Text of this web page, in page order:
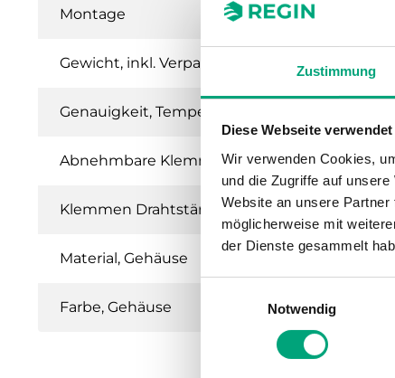
Zustimmung
Diese Webseite
Wir verwenden Cookies,
und die Zugriffe auf
Website an unsere
möglicherweise mit
der Dienste gesammelt
Notwendig
Montage
Gewicht, inkl. Verpackung
Genauigkeit, Temperatur 1
Abnehmbare Klemme
Klemmen Drahtstärke
Material, Gehäuse
Farbe, Gehäuse